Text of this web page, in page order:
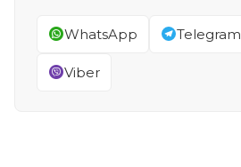
WhatsApp Telegram
Viber